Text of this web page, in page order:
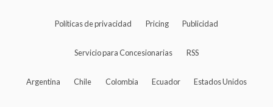
Políticas de privacidad Pricing Publicidad
Servicio para Concesionarias RSS
Argentina Chile Colombia Ecuador Estados Unidos